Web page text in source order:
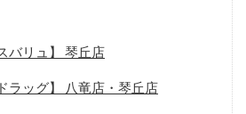
バリュ】 琴丘店
ラッグ】 八竜店・琴丘店